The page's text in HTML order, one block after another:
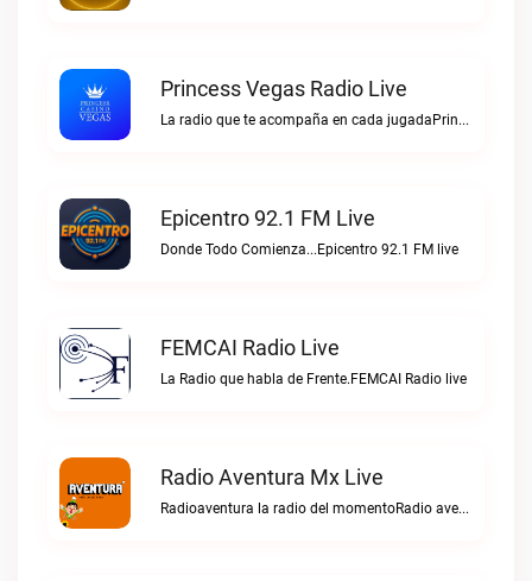
Princess Vegas Radio Live
La radio que te acompaña en cada jugadaPrincess Vegas Radio live
Epicentro 92.1 FM Live
Donde Todo Comienza...Epicentro 92.1 FM live
FEMCAI Radio Live
La Radio que habla de Frente.FEMCAI Radio live
Radio Aventura Mx Live
Radioaventura la radio del momentoRadio aventura mx live